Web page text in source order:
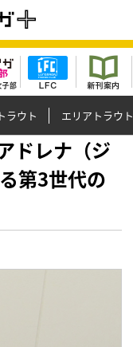
ラウト エリアトラウト
ドレナ（ジ
第3世代の